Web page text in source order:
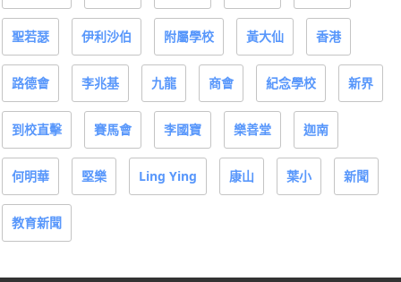
聖若瑟 伊利沙伯 附屬學校 黃大仙 香港
路德會 李兆基 九龍 商會 紀念學校 新界
到校直擊 賽馬會 李國寶 樂善堂 迦南
何明華 堅樂 Ling Ying 康山 葉小 新聞
教育新聞